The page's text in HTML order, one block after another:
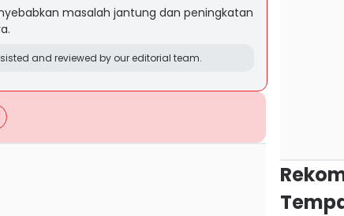
masalah jantung dan peningkatan
and reviewed by our editorial team.